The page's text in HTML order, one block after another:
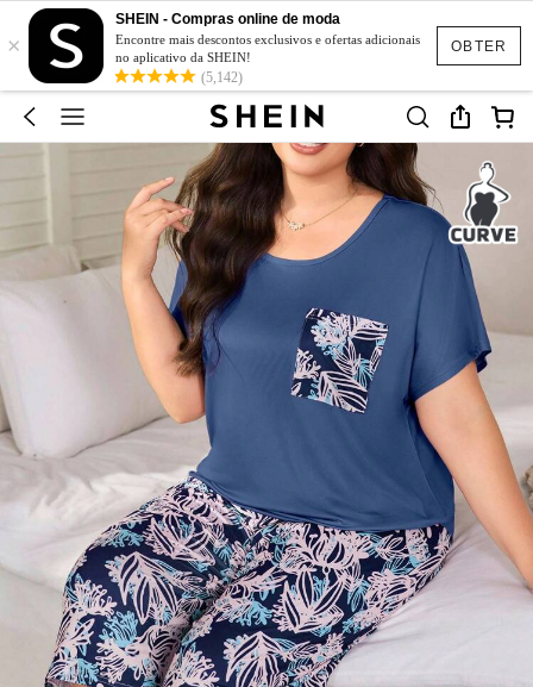
OBTER
×
SHEIN - Compras online de moda
Encontre mais descontos exclusivos e ofertas adicionais
no aplicativo da SHEIN!
(5,142)